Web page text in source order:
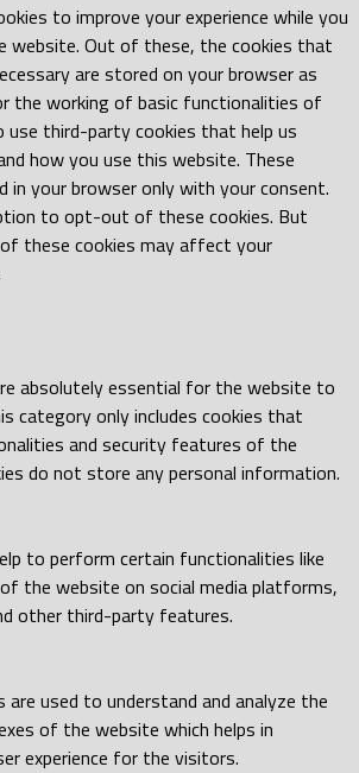
to improve your experience while you
website. Out of these, the cookies that
are stored on your browser as
the working of basic functionalities of
use third-party cookies that help us
how you use this website. These
in your browser only with your consent.
to opt-out of these cookies. But
these cookies may affect your
absolutely essential for the website to
category only includes cookies that
and security features of the
do not store any personal information.
to perform certain functionalities like
the website on social media platforms,
other third-party features.
are used to understand and analyze the
of the website which helps in
experience for the visitors.